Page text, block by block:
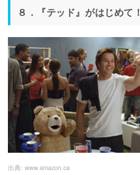
８．『テッド』がはじめて！
出典: www.amazon.ca